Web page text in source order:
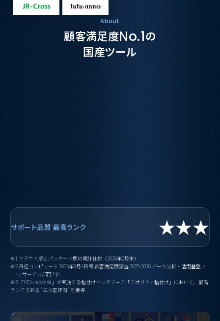
About
顧客満足度No.1の
国産ツール
サポート品質 最高ランク ★★★※3
※1 クラウド版とパッケージ版の累計社数（2026年2月末）
※2 日経コンピュータ 2025年9月4日号 顧客満足度調査 2025-2026 データ分析・活用基盤ソ
フト/サービス部門 1位
※3 「HDI-Japan※」が実施する格付けベンチマーク「クオリティ格付け」において、最高
ランクである ”三つ星評価” を獲得